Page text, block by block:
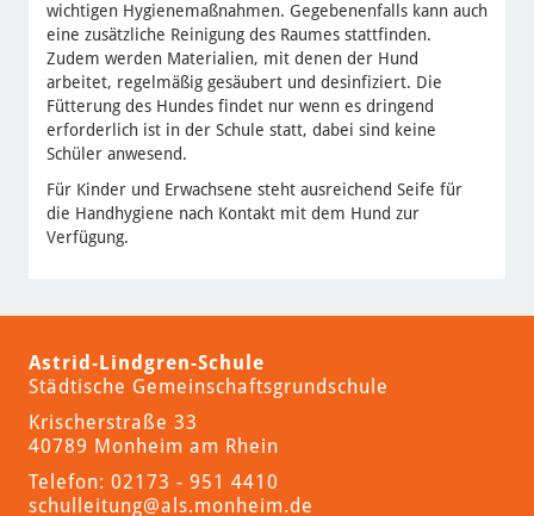
wichtigen Hygienemaßnahmen. Gegebenenfalls kann auch
eine zusätzliche Reinigung des Raumes stattfinden.
Zudem werden Materialien, mit denen der Hund
arbeitet, regelmäßig gesäubert und desinfiziert. Die
Fütterung des Hundes findet nur wenn es dringend
erforderlich ist in der Schule statt, dabei sind keine
Schüler anwesend.
Für Kinder und Erwachsene steht ausreichend Seife für
die Handhygiene nach Kontakt mit dem Hund zur
Verfügung.
Astrid-Lindgren-Schule
Städtische Gemeinschaftsgrundschule
Krischerstraße 33
40789 Monheim am Rhein
Telefon: 02173 - 951 4410
schulleitung@als.monheim.de